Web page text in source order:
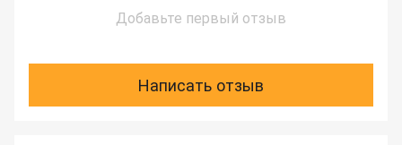
Добавьте первый отзыв
Написать отзыв